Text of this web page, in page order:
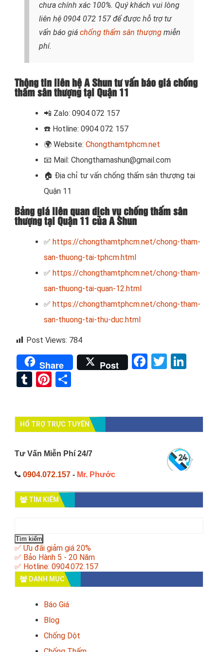
chưa chính xác 100%. Quý khách vui lòng
liên hệ 0904 072 157 để được hỗ trợ tư
vấn báo giá chống thấm sân thượng miễn
phí.
Thông tin liên hệ A Shun tư vấn báo giá chống
thấm sân thượng tại Quận 11
📲 Zalo: 0904 072 157
☎️ Hotline: 0904 072 157
🌍 Website: Chongthamtphcm.net
📧 Mail: Chongthamashun@gmail.com
🏠 Địa chỉ tư vấn chống thấm sân thượng tại
Quận 11
Bảng giá liên quan dịch vụ chống thấm sân
thượng tại Quận 11 của A Shun
✅ https://chongthamtphcm.net/chong-tham-
san-thuong-tai-tphcm.html
✅ https://chongthamtphcm.net/chong-tham-
san-thuong-tai-quan-12.html
✅ https://chongthamtphcm.net/chong-tham-
san-thuong-tai-thu-duc.html
Post Views: 784
Share Post Facebook
Twitter
TumblrPinterest
HỔ TRỢ TRỰC TUYẾN
Tư Vấn Miễn Phí 24/7
0904.072.157 - Mr. Phước
TÌM KIẾM
cho:
✅ Ưu đãi giảm giá 20%
✅ Bảo Hành 5 - 20 Năm
✅ Hotline: 0904.072.157
DANH MỤC
Báo Giá
Blog
Chống Dột